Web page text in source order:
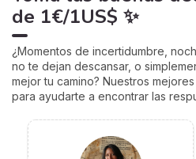
de 1€/1US$ ✨
¿Momentos de incertidumbre,
no te dejan descansar, o
mejor tu camino? Nuestros
para ayudarte a encontrar las